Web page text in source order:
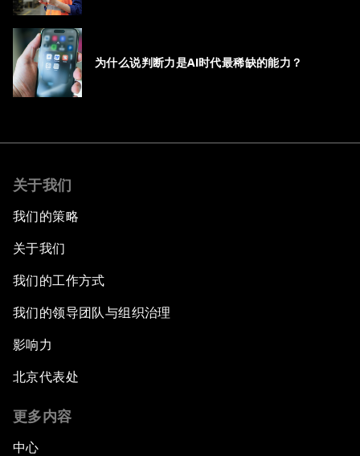
为什么说判断力是AI时代最稀缺的能力？
关于我们
我们的策略
关于我们
我们的工作方式
我们的领导团队与组织治理
影响力
北京代表处
更多内容
中心